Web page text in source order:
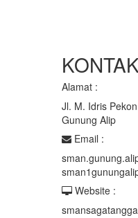
Alamat :
Jl. M. Idris
Gunung Alip
Email :
Website :